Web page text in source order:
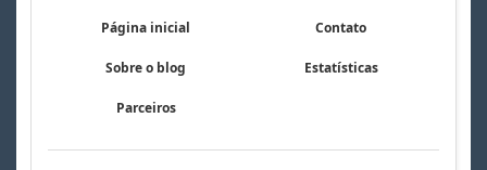
Página inicial Contato
Sobre o blog Estatísticas
Parceiros